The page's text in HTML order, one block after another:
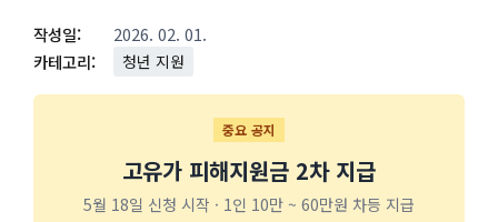
작성일:
2026. 02. 01.
카테고리:
청년 지원
중요 공지
고유가 피해지원금 2차 지급
5월 18일 신청 시작 · 1인 10만 ~ 60만원 차등 지급